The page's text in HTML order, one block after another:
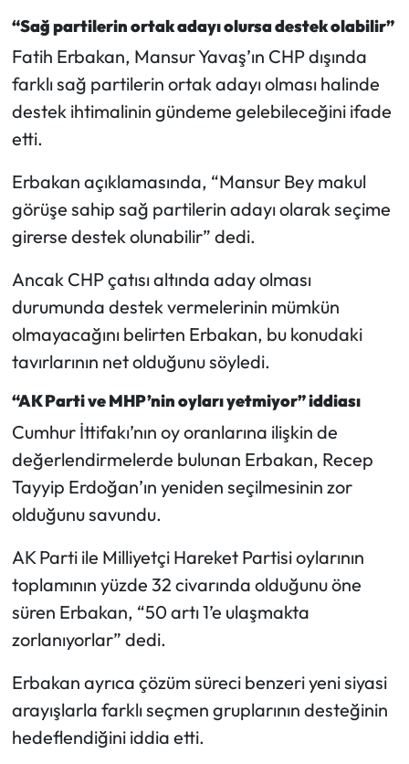
“Sağ partilerin ortak adayı olursa destek olabilir”
Fatih Erbakan, Mansur Yavaş’ın CHP dışında
farklı sağ partilerin ortak adayı olması halinde
destek ihtimalinin gündeme gelebileceğini ifade
etti.
Erbakan açıklamasında, “Mansur Bey makul
görüşe sahip sağ partilerin adayı olarak seçime
girerse destek olunabilir” dedi.
Ancak CHP çatısı altında aday olması
durumunda destek vermelerinin mümkün
olmayacağını belirten Erbakan, bu konudaki
tavırlarının net olduğunu söyledi.
“AK Parti ve MHP’nin oyları yetmiyor” iddiası
Cumhur İttifakı’nın oy oranlarına ilişkin de
değerlendirmelerde bulunan Erbakan, Recep
Tayyip Erdoğan’ın yeniden seçilmesinin zor
olduğunu savundu.
AK Parti ile Milliyetçi Hareket Partisi oylarının
toplamının yüzde 32 civarında olduğunu öne
süren Erbakan, “50 artı 1’e ulaşmakta
zorlanıyorlar” dedi.
Erbakan ayrıca çözüm süreci benzeri yeni siyasi
arayışlarla farklı seçmen gruplarının desteğinin
hedeflendiğini iddia etti.
Turizm
Uğurludağ Haberleri
Yayla Haber
Yemek Tarifleri
Yerel Haberler